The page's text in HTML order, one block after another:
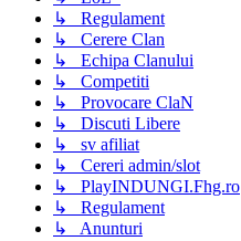
↳ Regulament
↳ Cerere Clan
↳ Echipa Clanului
↳ Competiti
↳ Provocare ClaN
↳ Discuti Libere
↳ sv afiliat
↳ Cereri admin/slot
↳ PlayINDUNGI.Fhg.ro
↳ Regulament
↳ Anunturi